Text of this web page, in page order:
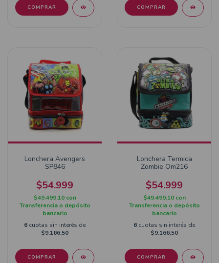
Lonchera Avengers
SP846
$54.999
$49.499,10 con
Transferencia o depósito
bancario
6 cuotas sin interés de
$9.166,50
Lonchera Termica
Zombie Om216
$54.999
$49.499,10 con
Transferencia o depósito
bancario
6 cuotas sin interés de
$9.166,50